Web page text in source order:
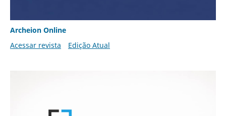
Archeion Online
Acessar revista
Edição Atual